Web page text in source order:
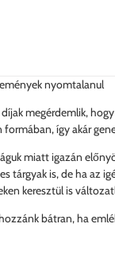
nyomtalanul
megérdemlik,
így akár
miatt igazán
tárgyak is, de ha az
keresztül is
bátran, ha